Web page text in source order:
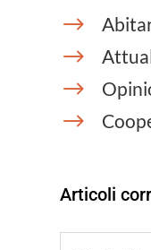
$
$
$
$
Articoli